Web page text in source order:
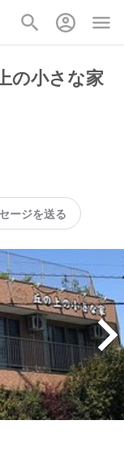
の小さな家
ージを送る